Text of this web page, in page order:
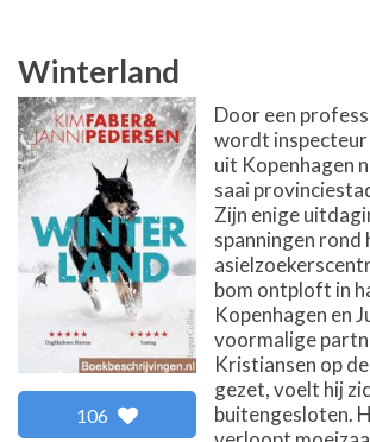
Winterland
106
Door een
wordt
uit Kopenhagen
saai
Zijn enige
spanningen rond
bom ontploft in
Kopenhagen en
voormalige
Kristiansen op
gezet, voelt hij
buitengesloten.